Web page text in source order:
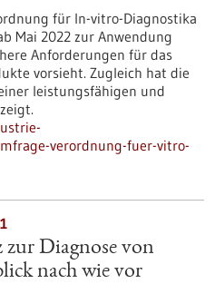
für In-vitro-Diagnostika
Mai 2022 zur Anwendung
Anforderungen für das
vorsieht. Zugleich hat die
leistungsfähigen und
verordnung-fuer-vitro-
Diagnose von
nach wie vor